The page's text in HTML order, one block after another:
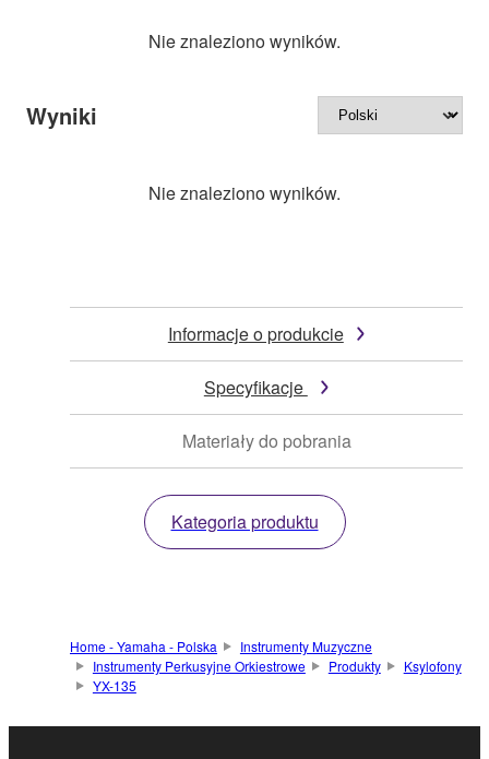
Nie znaleziono wyników.
Wyniki
Nie znaleziono wyników.
Informacje o produkcie
Specyfikacje
Materiały do pobrania
Kategoria produktu
Home - Yamaha - Polska
Instrumenty Muzyczne
Instrumenty Perkusyjne Orkiestrowe
Produkty
Ksylofony
YX-135